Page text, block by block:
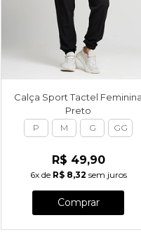
Calça Sport Tactel Feminina
Preto
P M G GG
R$ 49,90
6xde R$ 8,32 sem juros
Comprar